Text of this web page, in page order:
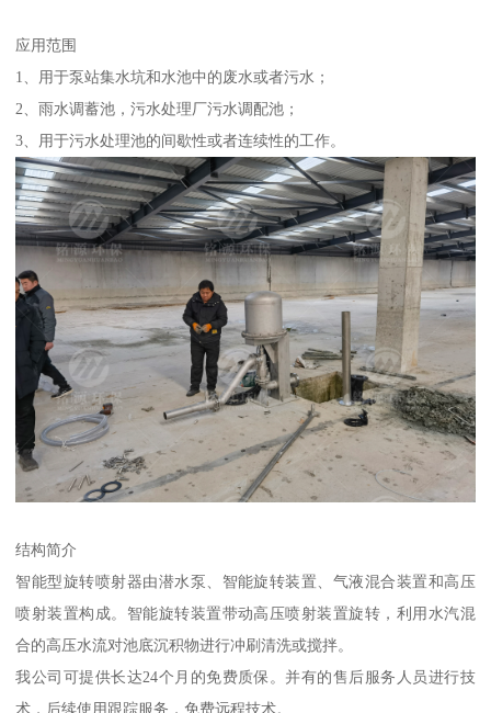
应用范围
1、用于泵站集水坑和水池中的废水或者污水；
2、雨水调蓄池，污水处理厂污水调配池；
3、用于污水处理池的间歇性或者连续性的工作。
结构简介
智能型旋转喷射器由潜水泵、智能旋转装置、气液混合装置和高压
喷射装置构成。智能旋转装置带动高压喷射装置旋转，利用水汽混
合的高压水流对池底沉积物进行冲刷清洗或搅拌。
我公司可提供长达24个月的免费质保。并有的售后服务人员进行技
术，后续使用跟踪服务，免费远程技术。